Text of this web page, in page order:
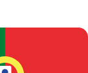
カーのローレンツ・モ
マリア・モザーV は、